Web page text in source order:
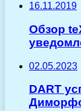
16.11.2019
Обзор
02.05.2023
DART